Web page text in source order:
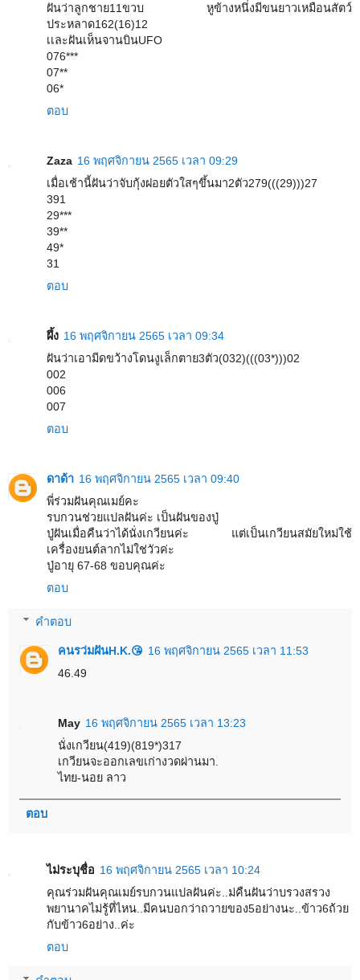
ฝันว่าลูกชาย11ขวบ หูข้างหนึ่งมีขนยาวเหมือนสัตว์
ประหลาด162(16)12
เเละฝันเห็นจานบินUFO
076***
07**
06*
ตอบ
Zaza 16 พฤศจิกายน 2565 เวลา 09:29
เมื่อเช้านี้ฝันว่าจับกุ้งฝอยตัวใสๆขึ้นมา2ตัว279(((29)))27
391
29***
39**
49*
31
ตอบ
ผึ้ง 16 พฤศจิกายน 2565 เวลา 09:34
ฝันว่าเอามีดขว้างโดนงูเล็กตาย3ตัว(032)(((03*)))02
002
006
007
ตอบ
ดาด้า 16 พฤศจิกายน 2565 เวลา 09:40
พี่ร่วมฝันคุณเมย์คะ
รบกวนช่วยแปลฝันค่ะ เป็นฝันของปู่
ปู่ฝันเมื่อคืนว่าได้นั่งเกวียนค่ะ แต่เป็นเกวียนสมัยใหม่ใช้
เครื่องยนต์ลากไม่ใช่วัวค่ะ
ปู่อายุ 67-68 ขอบคุณค่ะ
ตอบ
คำตอบ
คนรว่มฝันH.K.😘 16 พฤศจิกายน 2565 เวลา 11:53
46.49
May 16 พฤศจิกายน 2565 เวลา 13:23
นั่งเกวียน(419)(819*)317
เกวียนจะออกเลขเก่างวดผ่านมา.
ไทย-นอย ลาว
ตอบ
ไม่ระบุชื่อ 16 พฤศจิกายน 2565 เวลา 10:24
คุณร่วมฝันคุณเมย์รบกวนแปลฝันค่ะ..ม่คืนฝันว่าบรวงสรวง
พยานาคไม่รู้ที่ไหน..มีคนบอกว่าถวายของ5อย่างนะ..ข้าว6ถ้วย
กับข้าว6อย่าง..ค่ะ
ตอบ